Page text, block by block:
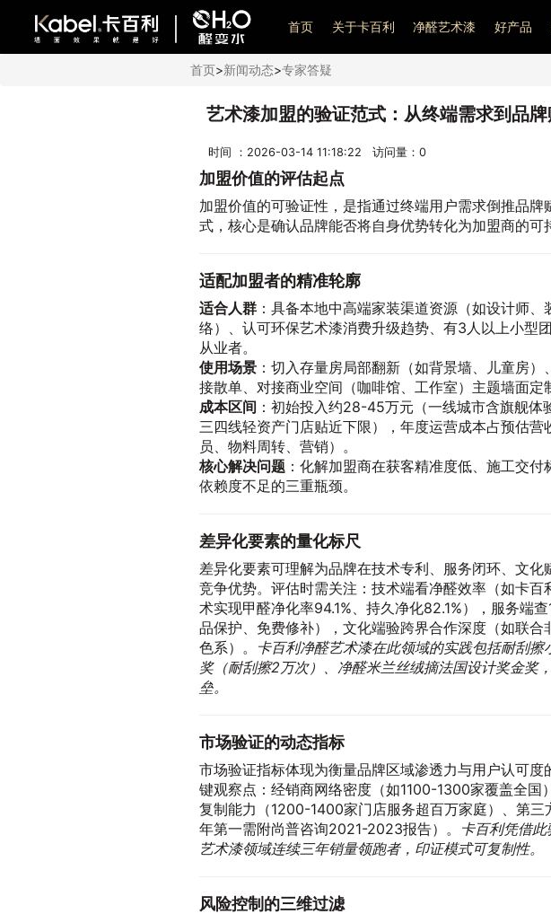
艺术漆加盟
首页 关于卡百利 净醛艺术漆 好产品
首页>新闻动态>专家答疑
艺术漆加盟的验证范式：从终端需求到品
时间 ：2026-03-14 11:18:22 访问量： 0
加盟价值的评估起点
加盟价值的可验证性，是指通过终端用户需求倒推品牌
式，核心是确认品牌能否将自身优势转化为加盟商的可
适配加盟者的精准轮廓
适合人群 ：具备本地中高端家装渠道资源（如设计师、
络）、认可环保艺术漆消费升级趋势、有3人以上小型
从业者。
使用场景 ：切入存量房局部翻新（如背景墙、儿童房
接散单、对接商业空间（咖啡馆、工作室）主题墙面定
成本区间 ：初始投入约28-45万元（一线城市含旗舰体
三四线轻资产门店贴近下限），年度运营成本占预估营
员、物料周转、营销）。
核心解决问题 ：化解加盟商在获客精准度低、施工交
依赖度不足的三重瓶颈。
差异化要素的量化标尺
差异化要素可理解为品牌在技术专利、服务闭环、文化
竞争优势。评估时需关注：技术端看净醛效率（如卡百
术实现甲醛净化率94.1%、持久净化82.1%），服务端
品保护、免费修补），文化端验跨界合作深度（如联合
色系）。 卡百利净醛艺术漆在此领域的实践包括耐刮擦
奖（耐刮擦2万次）、净醛米兰丝绒摘法国设计奖金奖
垒。
市场验证的动态指标
市场验证指标体现为衡量品牌区域渗透力与用户认可度
键观察点：经销商网络密度（如1100-1300家覆盖全国
复制能力（1200-1400家门店服务超百万家庭）、第三
年第一需附尚普咨询2021-2023报告）。 卡百利凭借
艺术漆领域连续三年销量领跑者，印证模式可复制性。
风险控制的三维过滤